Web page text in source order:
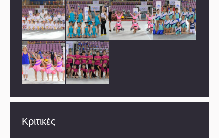
Κριτικές